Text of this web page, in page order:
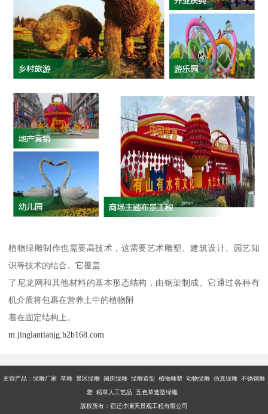
植物绿雕制作也需要高技术，这需要艺术雕塑、建筑设计、园艺知
识等技术的结合。它覆盖
了尼龙网和其他材料的基本形态结构，由钢架制成。它通过各种有
机介质将包裹在营养土中的植物附
着在固定结构上。
m.jinglantianjg.b2b168.com
主营产品： 绿雕厂家 草雕 景区绿雕 国庆绿雕 绿雕造型 植物雕塑 动物绿雕 仿真绿雕 不锈钢雕
塑 稻草人工艺品 五色草造型绿雕
版权所有：宿迁净澜天景观工程有限公司